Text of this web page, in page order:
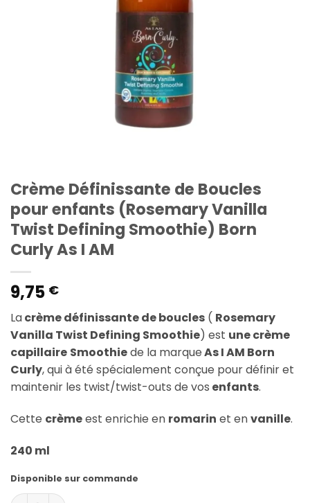
Crème Définissante de Boucles
pour enfants (Rosemary Vanilla
Twist Defining Smoothie) Born
Curly As I AM
9,75 €
Lacrème définissante de boucles ( Rosemary
Vanilla Twist Defining Smoothie) est une crème
capillaire Smoothiede la marqueAs I AM Born
Curly, qui à été spécialement conçue pour définir et
maintenir les twist/twist-outs de vos enfants.
Cette crèmeest enrichie en romarin et envanille.
240 ml
Disponible sur commande